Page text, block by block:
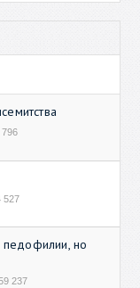
796
527
педофилии, но
237